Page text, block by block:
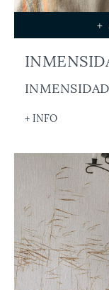
+
+ INFO